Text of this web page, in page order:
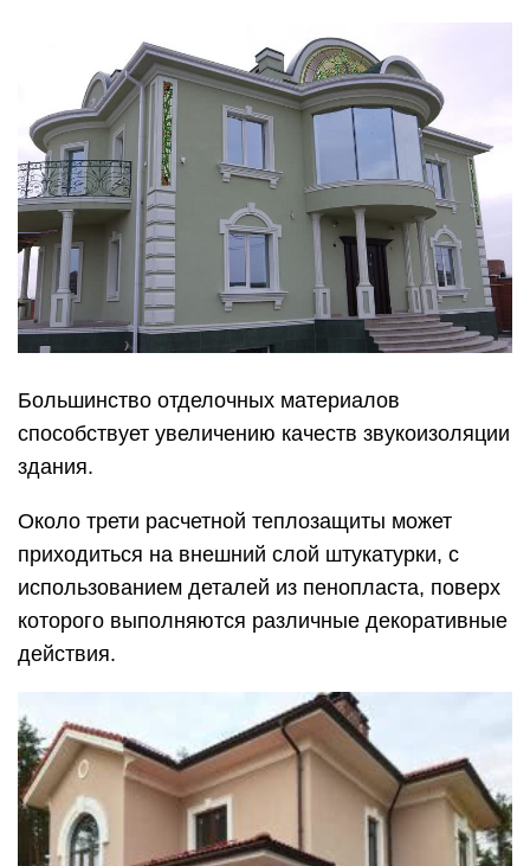
Большинство отделочных материалов
способствует увеличению качеств звукоизоляции
здания.
Около трети расчетной теплозащиты может
приходиться на внешний слой штукатурки, с
использованием деталей из пенопласта, поверх
которого выполняются различные декоративные
действия.